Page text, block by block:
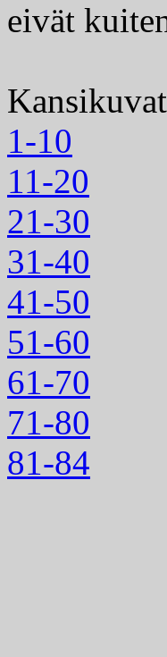
eivät
1-10
11-20
21-30
31-40
41-50
51-60
61-70
71-80
81-84